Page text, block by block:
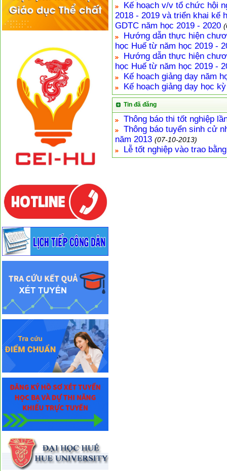
Kế hoạch v/v tổ chức hội
2018 - 2019 và triển khai kế
GDTC năm học 2019 - 2020
Hướng dẫn thực hiện
học Huế từ năm học 2019 -
Hướng dẫn thực hiện
học Huế từ năm học 2019 -
Kế hoạch giảng dạy năm
Kế hoạch giảng dạy học
Tin đã đăng
Thông báo thi tốt nghiệp
Thông báo tuyển sinh cử
năm 2013 (07-10-2013)
Lễ tốt nghiệp vào trao